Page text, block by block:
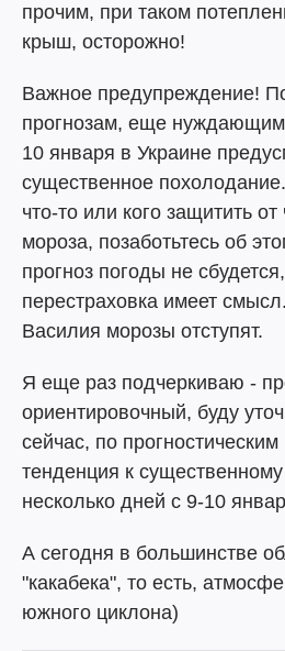
прочим, при таком
крыш, осторожно!
Важное предупреждение!
прогнозам, еще
10 января в Украине
существенное
что-то или кого защитить
мороза, позаботьтесь об
прогноз погоды не
перестраховка имеет
Василия морозы отступят.
Я еще раз подчеркиваю -
ориентировочный, буду
сейчас, по прогностическим
тенденция к
несколько дней с 9-10
А сегодня в большинстве
"какабека", то есть,
южного циклона)